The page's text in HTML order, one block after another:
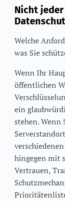
Nicht
Welche
was Sie
Wenn Ihr
öffentlichen
ein
stehen. Wenn
hingegen mit
Vertrauen,